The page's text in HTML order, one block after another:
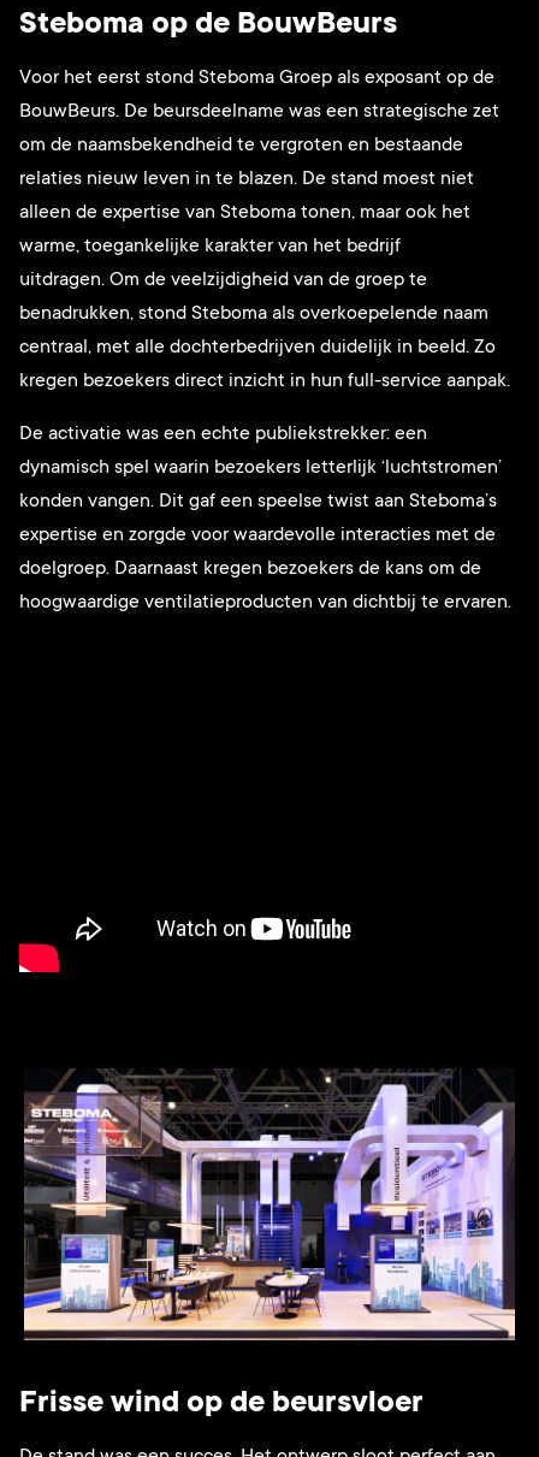
Steboma op de BouwBeurs
Voor het eerst stond Steboma Groep als exposant op de
BouwBeurs. De beursdeelname was een strategische zet
om de naamsbekendheid te vergroten en bestaande
relaties nieuw leven in te blazen. De stand moest niet
alleen de expertise van Steboma tonen, maar ook het
warme, toegankelijke karakter van het bedrijf
uitdragen. Om de veelzijdigheid van de groep te
benadrukken, stond Steboma als overkoepelende naam
centraal, met alle dochterbedrijven duidelijk in beeld. Zo
kregen bezoekers direct inzicht in hun full-service aanpak.
De activatie was een echte publiekstrekker: een
dynamisch spel waarin bezoekers letterlijk ‘luchtstromen’
konden vangen. Dit gaf een speelse twist aan Steboma’s
expertise en zorgde voor waardevolle interacties met de
doelgroep. Daarnaast kregen bezoekers de kans om de
hoogwaardige ventilatieproducten van dichtbij te ervaren.
Frisse wind op de beursvloer